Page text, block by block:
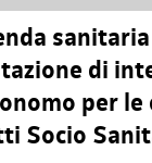
di
per le
Socio